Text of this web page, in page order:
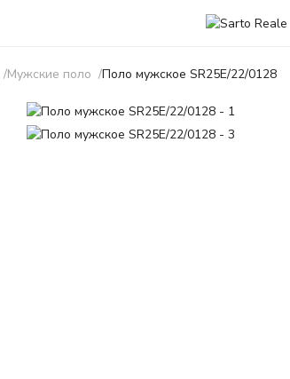
Мужские поло Поло мужское SR25E/22/0128